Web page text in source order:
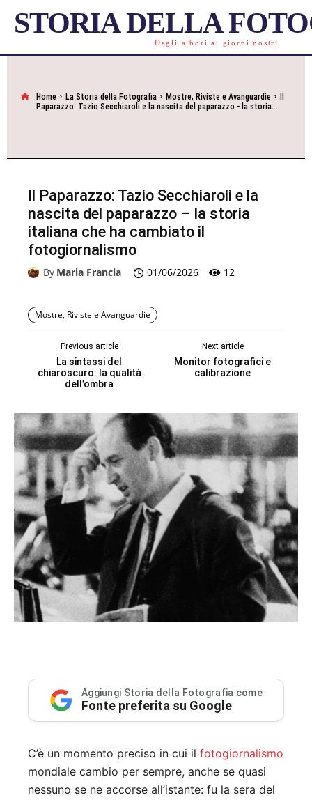
STORIA DELLA
Dagli albori ai giorni nostri
Home La Storia della Fotografia Mostre, Riviste e Avanguardie
Paparazzo: Tazio Secchiaroli e la nascita del paparazzo - la storia...
Il Paparazzo: Tazio Secchiaroli e la
nascita del paparazzo – la storia
italiana che ha cambiato il
fotogiornalismo
By Maria Francia 01/06/2026 12
Mostre, Riviste e Avanguardie
Previous article
La sintassi del
chiaroscuro: la qualità
dell’ombra
Next article
Monitor fotografici e
calibrazione
Aggiungi Storia della Fotografia come
Fonte preferita su Google
C’è un momento preciso in cui il fotogiornalismo
mondiale cambio per sempre, anche se quasi
nessuno se ne accorse all’istante: fu la sera del